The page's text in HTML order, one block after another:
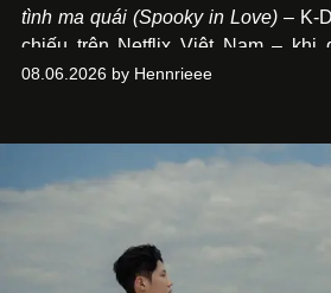
tình ma quái (Spooky in Love) – K-
chiếu trên Netflix Việt Nam – khi
đồng hồ & trang sức xa xỉ tương
08.06.2026 by Hennrieee